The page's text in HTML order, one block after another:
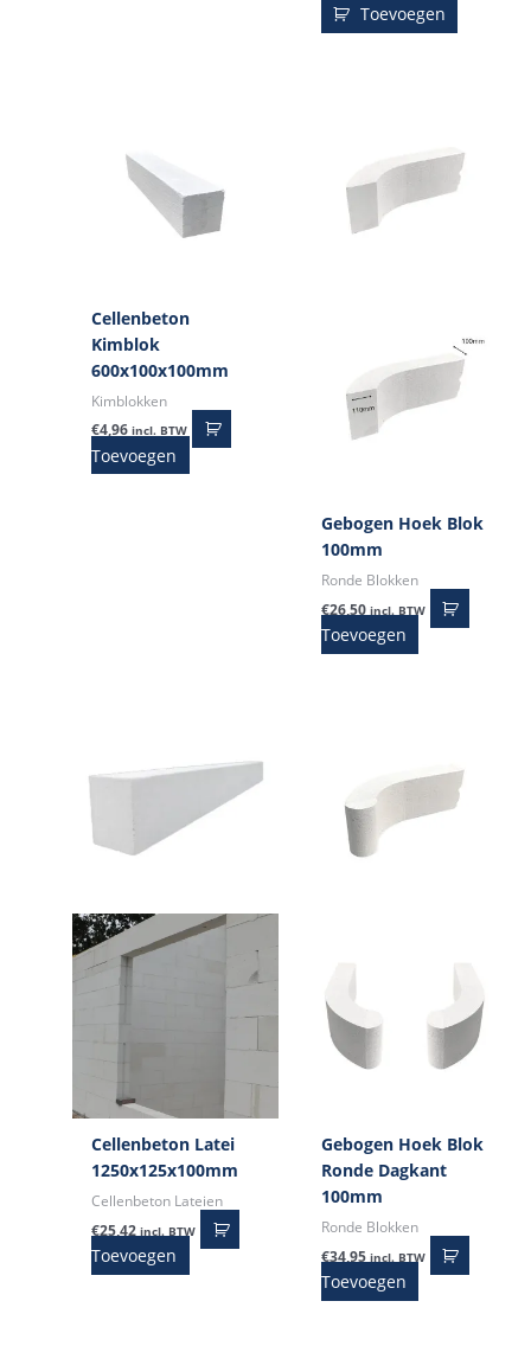
Toevoegen
Cellenbeton
Kimblok
600x100x100mm
Kimblokken
€4,96 incl. BTW
Toevoegen
Gebogen Hoek Blok
100mm
Ronde Blokken
€26,50 incl. BTW
Toevoegen
Cellenbeton Latei
1250x125x100mm
Cellenbeton Lateien
€25,42 incl. BTW
Toevoegen
Gebogen Hoek Blok
Ronde Dagkant
100mm
Ronde Blokken
€34,95 incl. BTW
Toevoegen